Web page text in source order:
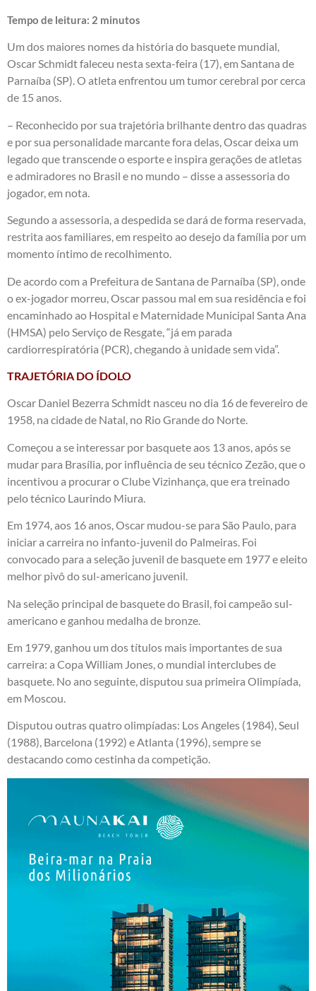
Tempo de leitura: 2 minutos
Um dos maiores nomes da história do basquete mundial,
Oscar Schmidt faleceu nesta sexta-feira (17), em Santana de
Parnaíba (SP). O atleta enfrentou um tumor cerebral por cerca
de 15 anos.
– Reconhecido por sua trajetória brilhante dentro das quadras
e por sua personalidade marcante fora delas, Oscar deixa um
legado que transcende o esporte e inspira gerações de atletas
e admiradores no Brasil e no mundo – disse a assessoria do
jogador, em nota.
Segundo a assessoria, a despedida se dará de forma reservada,
restrita aos familiares, em respeito ao desejo da família por um
momento íntimo de recolhimento.
De acordo com a Prefeitura de Santana de Parnaíba (SP), onde
o ex-jogador morreu, Oscar passou mal em sua residência e foi
encaminhado ao Hospital e Maternidade Municipal Santa Ana
(HMSA) pelo Serviço de Resgate, “já em parada
cardiorrespiratória (PCR), chegando à unidade sem vida”.
TRAJETÓRIA DO ÍDOLO
Oscar Daniel Bezerra Schmidt nasceu no dia 16 de fevereiro de
1958, na cidade de Natal, no Rio Grande do Norte.
Começou a se interessar por basquete aos 13 anos, após se
mudar para Brasília, por influência de seu técnico Zezão, que o
incentivou a procurar o Clube Vizinhança, que era treinado
pelo técnico Laurindo Miura.
Em 1974, aos 16 anos, Oscar mudou-se para São Paulo, para
iniciar a carreira no infanto-juvenil do Palmeiras. Foi
convocado para a seleção juvenil de basquete em 1977 e eleito
melhor pivô do sul-americano juvenil.
Na seleção principal de basquete do Brasil, foi campeão sul-
americano e ganhou medalha de bronze.
Em 1979, ganhou um dos títulos mais importantes de sua
carreira: a Copa William Jones, o mundial interclubes de
basquete. No ano seguinte, disputou sua primeira Olimpíada,
em Moscou.
Disputou outras quatro olimpíadas: Los Angeles (1984), Seul
(1988), Barcelona (1992) e Atlanta (1996), sempre se
destacando como cestinha da competição.